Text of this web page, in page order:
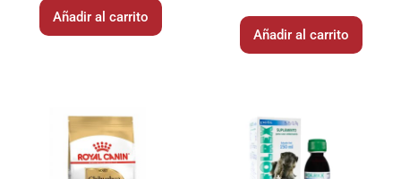
Añadir al carrito
Añadir al carrito